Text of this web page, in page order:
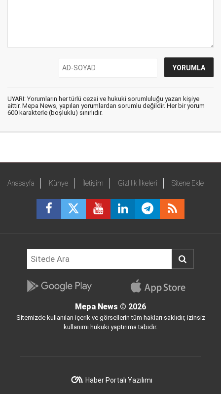
UYARI: Yorumların her türlü cezai ve hukuki sorumluluğu yazan kişiye
aittir. Mepa News, yapılan yorumlardan sorumlu değildir. Her bir yorum
600 karakterle (boşluklu) sınırlıdır.
Anasayfa Künye İletişim Gizlilik İlkeleri Sitene Ekle
Mepa News © 2026
Sitemizde kullanılan içerik ve görsellerin tüm hakları saklıdır, izinsiz
kullanımı hukuki yaptırıma tabidir.
Haber Portalı Yazılımı